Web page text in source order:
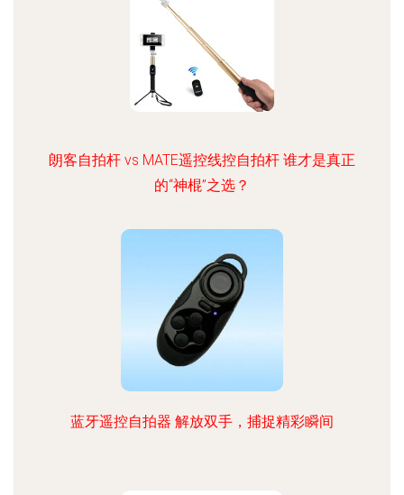
朗客自拍杆 vs MATE遥控线控自拍杆 谁才是真正
的“神棍”之选？
蓝牙遥控自拍器 解放双手，捕捉精彩瞬间